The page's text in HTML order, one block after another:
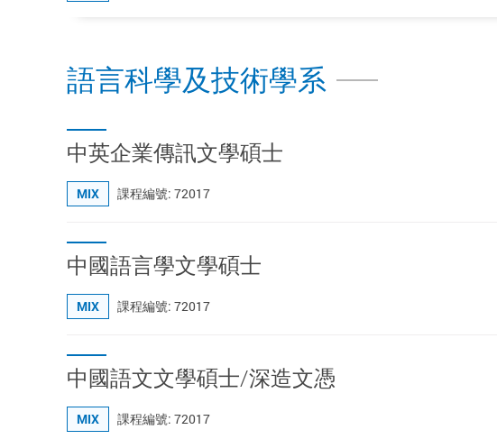
語言科學及技術學系
中英企業傳訊文學碩士
MIX 課程編號: 72017
中國語言學文學碩士
MIX 課程編號: 72017
中國語文文學碩士/深造文憑
MIX 課程編號: 72017